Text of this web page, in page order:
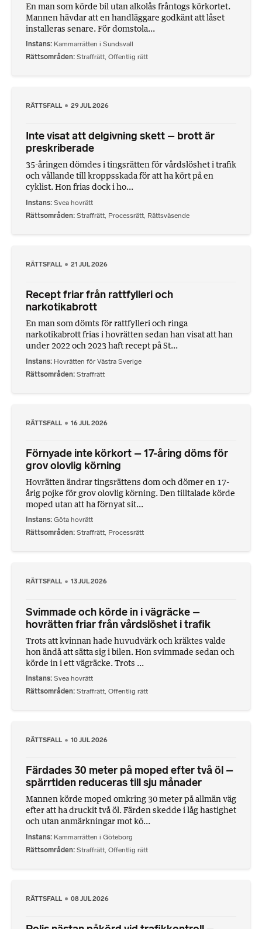
En man som körde bil utan alkolås fråntogs körkortet.
Mannen hävdar att en handläggare godkänt att låset
installeras senare. För domstola...
Instans Kammarrätten i Sundsvall
Rättsområden Straffrätt, Offentlig rätt
RÄTTSFALL 29 JUL 2026
Inte visat att delgivning skett – brott är
preskriberade
35-åringen dömdes i tingsrätten för vårdslöshet i trafik
och vållande till kroppsskada för att ha kört på en
cyklist. Hon frias dock i ho...
Instans Svea hovrätt
Rättsområden Straffrätt, Processrätt, Rättsväsende
RÄTTSFALL 21 JUL 2026
Recept friar från rattfylleri och
narkotikabrott
En man som dömts för rattfylleri och ringa
narkotikabrott frias i hovrätten sedan han visat att han
under 2022 och 2023 haft recept på St...
Instans Hovrätten för Västra Sverige
Rättsområden Straffrätt
RÄTTSFALL 16 JUL 2026
Förnyade inte körkort – 17-åring döms för
grov olovlig körning
Hovrätten ändrar tingsrättens dom och dömer en 17-
årig pojke för grov olovlig körning. Den tilltalade körde
moped utan att ha förnyat sit...
Instans Göta hovrätt
Rättsområden Straffrätt, Processrätt
RÄTTSFALL 13 JUL 2026
Svimmade och körde in i vägräcke –
hovrätten friar från vårdslöshet i trafik
Trots att kvinnan hade huvudvärk och kräktes valde
hon ändå att sätta sig i bilen. Hon svimmade sedan och
körde in i ett vägräcke. Trots ...
Instans Svea hovrätt
Rättsområden Straffrätt, Offentlig rätt
RÄTTSFALL 10 JUL 2026
Färdades 30 meter på moped efter två öl –
spärrtiden reduceras till sju månader
Mannen körde moped omkring 30 meter på allmän väg
efter att ha druckit två öl. Färden skedde i låg hastighet
och utan anmärkningar mot kö...
Instans Kammarrätten i Göteborg
Rättsområden Straffrätt, Offentlig rätt
RÄTTSFALL 08 JUL 2026